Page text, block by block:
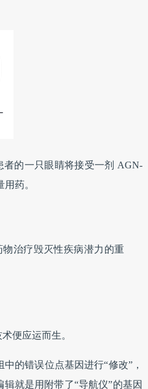
者的一只眼睛将接受一剂 AGN-
药。
治疗毁灭性疾病潜力的重
便应运而生。
的错误位点基因进行“修改”，
就是用附带了“导航仪”的基因